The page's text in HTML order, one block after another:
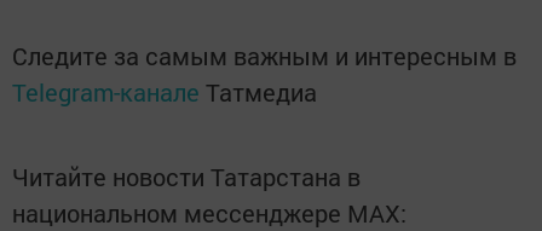
Следите за самым важным и интересным в
Telegram-канале Татмедиа
Читайте новости Татарстана в
национальном мессенджере MАХ: